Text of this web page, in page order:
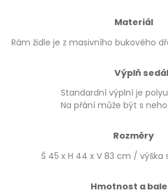
Materiál
Rám židle je z masivního bukového
Výplň
Standardní výplní je
Na přání může být s
Rozměry
Š 45 x H 44 x V 83 cm /
Hmotnost a